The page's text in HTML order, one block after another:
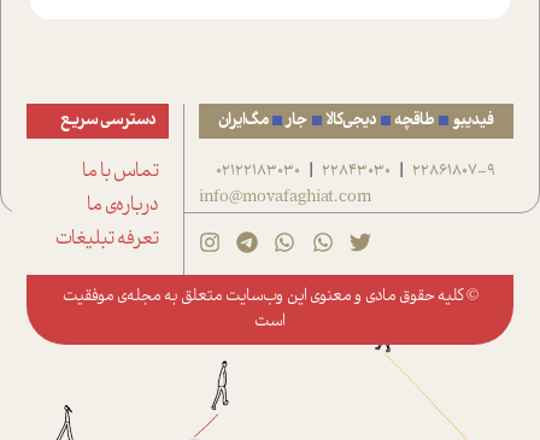
فیدیبو طاقچه دیجی‌کالا جار مگ‌ایران
22861807-9
|
22843030
|
02122183030
info@movafaghiat.com
دسترسی سریع
تماس با ما
درباره‌ی ما
تعرفه تبلیغات
© کلیه حقوق مادی و معنوی این وب‌سایت متعلق به مجله‌ی موفقیت
است